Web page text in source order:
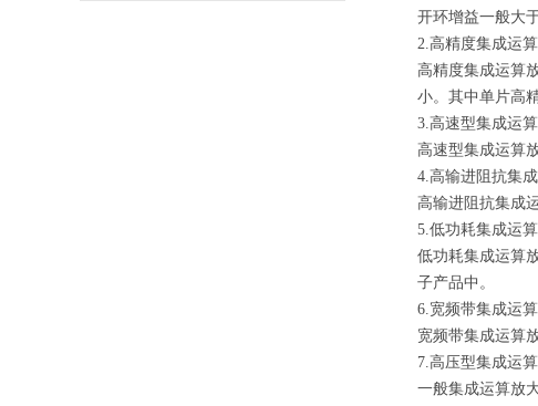
开环增益一般大于
2.高精度集成运
高精度集成运算
小。其中单片高
3.高速型集成运
高速型集成运算
4.高输进阻抗集
高输进阻抗集成
5.低功耗集成运
低功耗集成运算
子产品中。
6.宽频带集成运
宽频带集成运算
7.高压型集成运
一般集成运算放